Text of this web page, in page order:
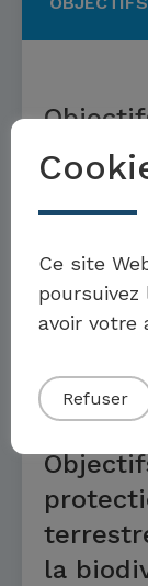
basés
En savoir
la
Ce site
poursuivez
avoir votre
Refuser